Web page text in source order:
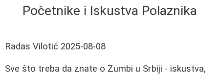
Početnike i Iskustva Polaznika
Radas Vilotić 2025-08-08
Sve što treba da znate o Zumbi u Srbiji - iskustva,